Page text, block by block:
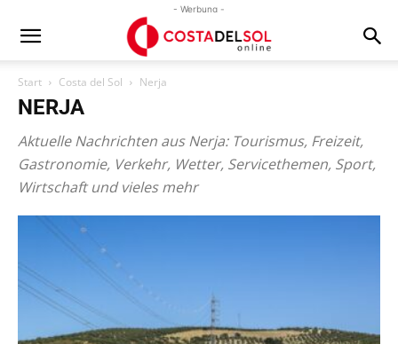
- Werbung -
Start Costa del Sol Nerja
NERJA
Aktuelle Nachrichten aus Nerja: Tourismus, Freizeit,
Gastronomie, Verkehr, Wetter, Servicethemen, Sport,
Wirtschaft und vieles mehr